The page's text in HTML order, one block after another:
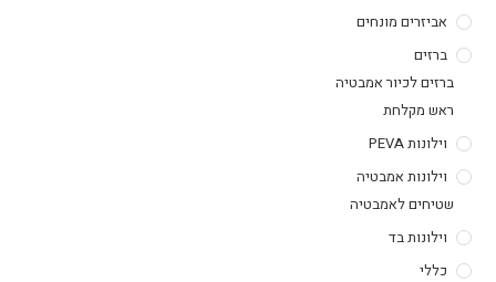
אביזרים מונחים
ברזים
ברזים לכיור אמבטיה
ראש מקלחת
וילונות PEVA
וילונות אמבטיה
שטיחים לאמבטיה
וילונות בד
כללי